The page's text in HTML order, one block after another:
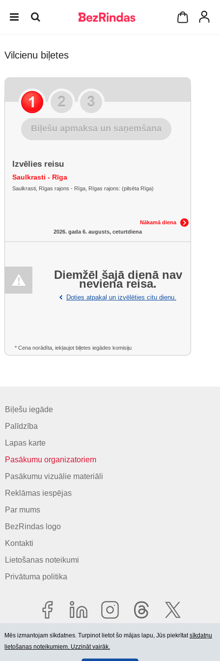
Vilcienu biļetes
Biļešu apmaksa un saņemšana
Izvēlies reisu
Saulkrasti - Rīga
Saulkrasti, Rīgas rajons - Rīga, Rīgas rajons: (pilsēta Rīga)
Nākamā diena
2026. gada 6. augusts, ceturtdiena
Diemžēl šajā dienā nav
neviena reisa.
Doties atpakaļ un izvēlēties citu dienu.
* Cena norādīta, iekļaujot biļetes iegādes komisiju
Biļešu iegāde
Palīdzība
Lapas karte
Pasākumu organizatoriem
Pasākumu vizuālie materiāli
Reklāmas iespējas
Par mums
BezRindas logo
Kontakti
Lietošanas noteikumi
Privātuma politika
© 2006-2026 SIA "BEZRINDAS.LV".
Mēs izmantojam sīkdatnes. Turpinot lietot šo mājas lapu, Jūs piekrītatsīkdatņu
lietošanas noteikumiem. Uzzināt vairāk.